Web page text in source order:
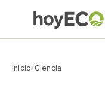
Inicio› Ciencia